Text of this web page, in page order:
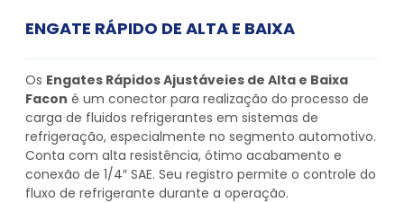
ENGATE RÁPIDO DE ALTA E BAIXA
Os Engates Rápidos Ajustáveies de Alta e Baixa
Facon é um conector para realização do processo de
carga de fluidos refrigerantes em sistemas de
refrigeração, especialmente no segmento automotivo.
Conta com alta resistência, ótimo acabamento e
conexão de 1/4″ SAE. Seu registro permite o controle do
fluxo de refrigerante durante a operação.